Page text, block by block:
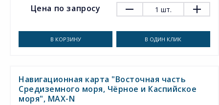
Цена по запросу 1 шт.
В КОРЗИНУ В ОДИН КЛИК
Навигационная карта "Восточная часть
Средиземного моря, Чёрное и Каспийское
моря", MAX-N